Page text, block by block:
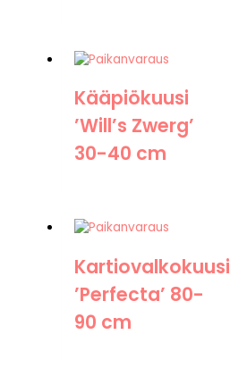
Kääpiökuusi
’Will’s Zwerg’
30-40 cm
Kartiovalkokuusi
’Perfecta’ 80-
90 cm